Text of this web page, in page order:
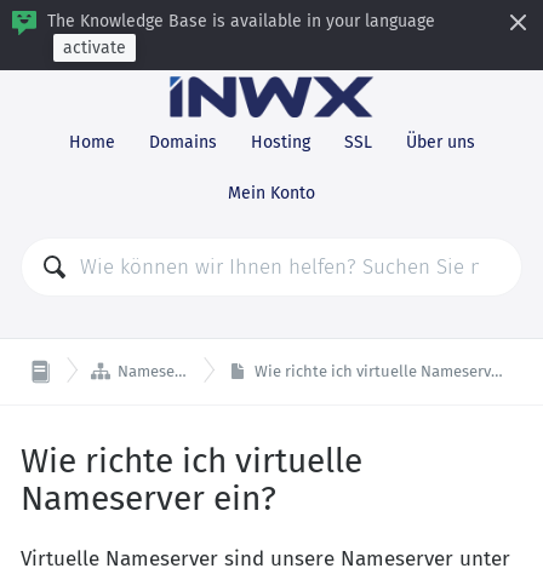
The Knowledge Base is available in your language
activate
Home Domains Hosting SSL Über uns
Mein Konto
 Nameserver Wie richte ich virtuelle Nameserver ein?
Wie richte ich virtuelle
Nameserver ein?
Virtuelle Nameserver sind unsere Nameserver unter